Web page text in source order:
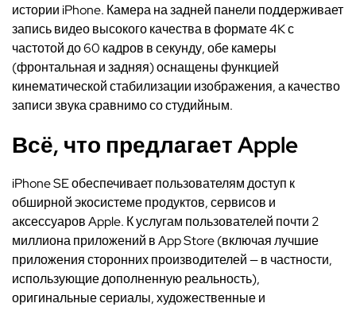
истории iPhone. Камера на задней панели поддерживает
запись видео высокого качества в формате 4K с
частотой до 60 кадров в секунду, обе камеры
(фронтальная и задняя) оснащены функцией
кинематической стабилизации изображения, а качество
записи звука сравнимо со студийным.
Всё, что предлагает Apple
iPhone SE обеспечивает пользователям доступ к
обширной экосистеме продуктов, сервисов и
аксессуаров Apple. К услугам пользователей почти 2
миллиона приложений в App Store (включая лучшие
приложения сторонних производителей — в частности,
использующие дополненную реальность),
оригинальные сериалы, художественные и